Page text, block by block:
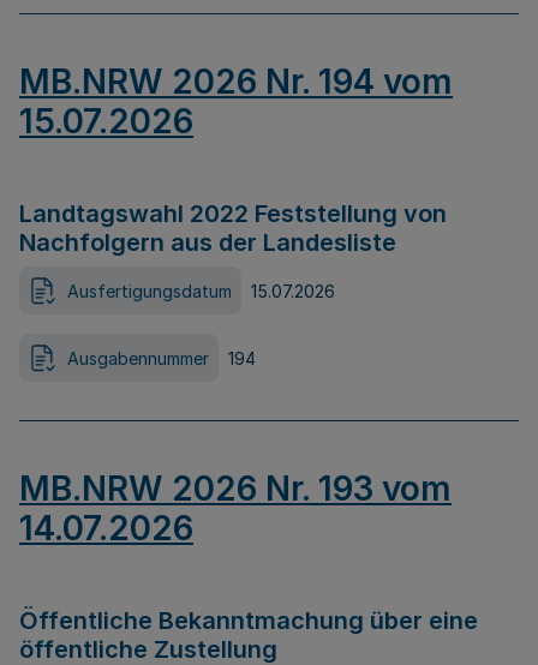
MB.NRW 2026 Nr. 194 vom
15.07.2026
Landtagswahl 2022 Feststellung von
Nachfolgern aus der Landesliste
Ausfertigungsdatum 15.07.2026
Ausgabennummer 194
MB.NRW 2026 Nr. 193 vom
14.07.2026
Öffentliche Bekanntmachung über eine
öffentliche Zustellung